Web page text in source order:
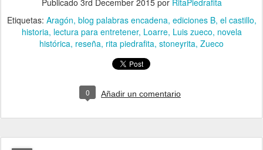
Publicado 3rd December 2015por RitaPiedrafita
Etiquetas: Aragón blog palabras encadena ediciones B el castillo
historia lectura para entretener Loarre Luis zueco novela
histórica reseña rita piedrafita stoneyrita Zueco
0 Añadir un comentario